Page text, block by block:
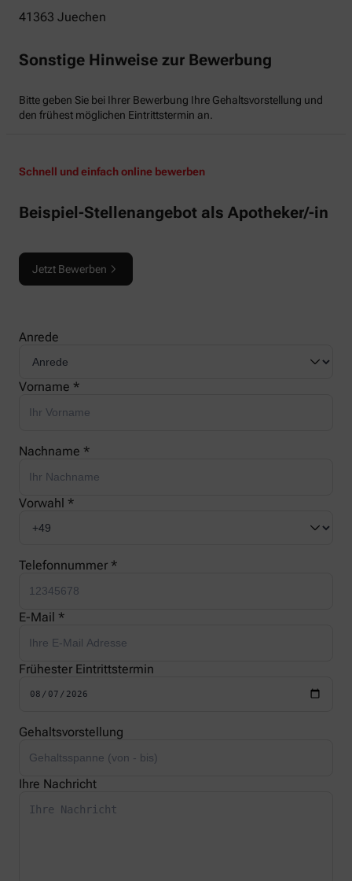
41363 Juechen
Sonstige Hinweise zur Bewerbung
Bitte geben Sie bei Ihrer Bewerbung Ihre Gehaltsvorstellung und
den frühest möglichen Eintrittstermin an.
Schnell und einfach online bewerben
Beispiel-Stellenangebot als Apotheker/-in
Jetzt Bewerben
Anrede
Vorname *
Nachname *
Vorwahl *
Telefonnummer *
E-Mail *
Frühester Eintrittstermin
Gehaltsvorstellung
Ihre Nachricht